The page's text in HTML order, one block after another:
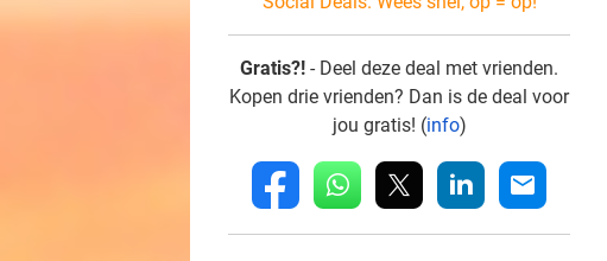
Gratis?! - Deel deze deal met vrienden.
Kopen drie vrienden? Dan is de deal voor
jou gratis! (info)
fb whatsapp linkedin mail